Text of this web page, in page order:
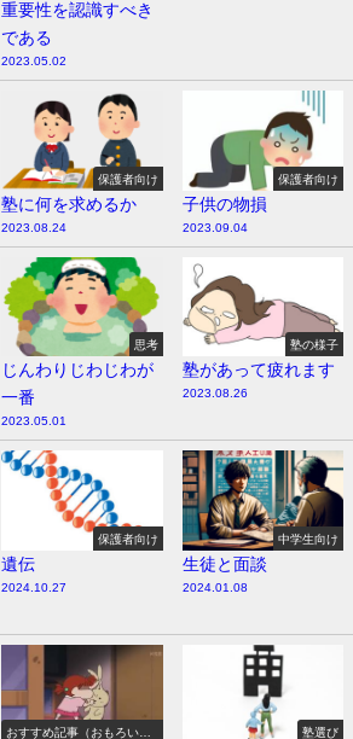
重要性を認識すべき
である
2023.05.02
保護者向け
塾に何を求めるか
2023.08.24
保護者向け
子供の物損
2023.09.04
思考
じんわりじわじわが
一番
2023.05.01
塾の様子
塾があって疲れます
2023.08.26
保護者向け
遺伝
2024.10.27
中学生向け
生徒と面談
2024.01.08
おすすめ記事（おもろい 塾選び